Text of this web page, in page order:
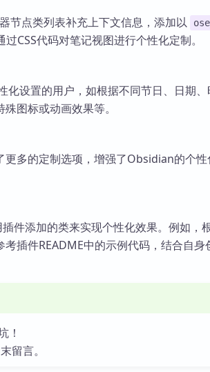
点类列表补充上下文信息，添加以 ose_
CSS代码对笔记视图进行个性化定制。
设置的用户，如根据不同节日、日期
图标或动画效果等。
多的定制选项，增强了Obsidian的个性
件添加的类来实现个性化效果。例如，
插件README中的示例代码，结合自身
！
留言。